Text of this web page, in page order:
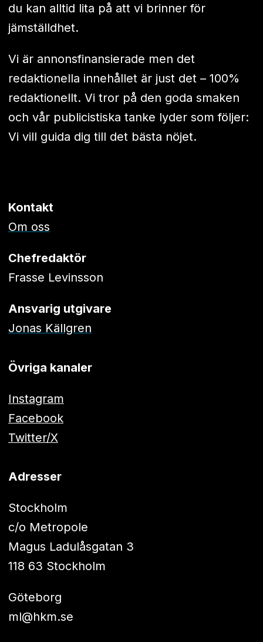
du kan alltid lita på att vi brinner för
jämställdhet.
Vi är annonsfinansierade men det
redaktionella innehållet är just det – 100%
redaktionellt. Vi tror på den goda smaken
och vår publicistiska tanke lyder som följer:
Vi vill guida dig till det bästa nöjet.
Kontakt
Om oss
Chefredaktör
Frasse Levinsson
Ansvarig utgivare
Jonas Källgren
Övriga kanaler
Instagram
Facebook
Twitter/X
Adresser
Stockholm
c/o Metropole
Magus Ladulåsgatan 3
118 63 Stockholm
Göteborg
ml@hkm.se